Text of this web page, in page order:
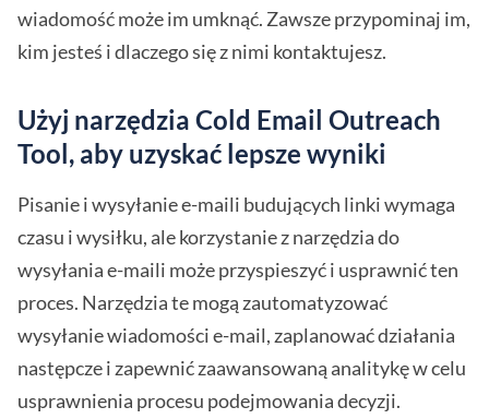
wiadomość może im umknąć. Zawsze przypominaj im,
kim jesteś i dlaczego się z nimi kontaktujesz.
Użyj narzędzia Cold Email Outreach
Tool, aby uzyskać lepsze wyniki
Pisanie i wysyłanie e-maili budujących linki wymaga
czasu i wysiłku, ale korzystanie z narzędzia do
wysyłania e-maili może przyspieszyć i usprawnić ten
proces. Narzędzia te mogą zautomatyzować
wysyłanie wiadomości e-mail, zaplanować działania
następcze i zapewnić zaawansowaną analitykę w celu
usprawnienia procesu podejmowania decyzji.